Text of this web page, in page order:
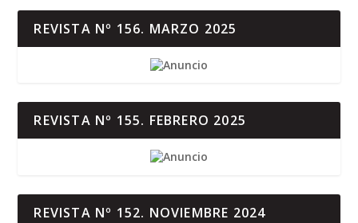
REVISTA Nº 156. MARZO 2025
REVISTA Nº 155. FEBRERO 2025
REVISTA Nº 152. NOVIEMBRE 2024